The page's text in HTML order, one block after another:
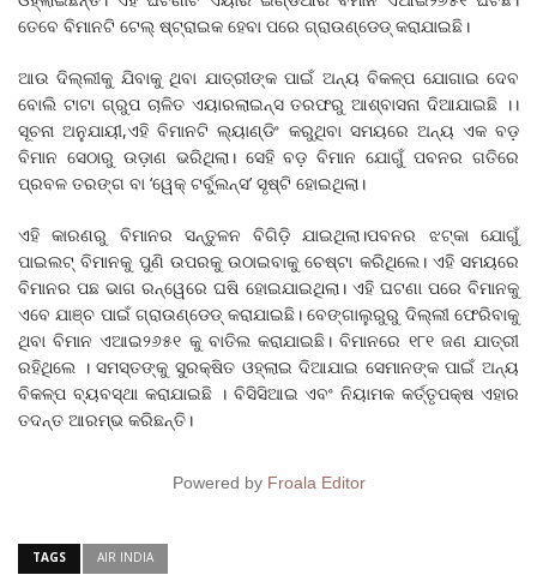
ତେବେ ବିମାନଟି ଟେଲ୍ ଷ୍ଟ୍ରାଇକ ହେବା ପରେ ଗ୍ରାଉଣ୍ଡେଡ୍ କରାଯାଇଛି।
ଆଉ ଦିଲ୍ଲୀକୁ ଯିବାକୁ ଥିବା ଯାତ୍ରୀଙ୍କ ପାଇଁ ଅନ୍ୟ ବିକଳ୍ପ ଯୋଗାଇ ଦେବ
ବୋଲି ଟାଟା ଗ୍ରୁପ ଚାଳିତ ଏୟାରଲାଇନ୍ସ ତରଫରୁ ଆଶ୍ବାସନା ଦିଆଯାଇଛି ।।
ସୂଚନା ଅନୁଯାୟୀ,ଏହି ବିମାନଟି ଲ୍ୟାଣ୍ଡିଂ କରୁଥିବା ସମୟରେ ଅନ୍ୟ ଏକ ବଡ଼
ବିମାନ ସେଠାରୁ ଉଡ଼ାଣ ଭରିଥିଲା। ସେହି ବଡ଼ ବିମାନ ଯୋଗୁଁ ପବନର ଗତିରେ
ପ୍ରବଳ ତରଙ୍ଗ ବା ‘ୱେକ୍ ଟର୍ବୁଲନ୍ସ’ ସୃଷ୍ଟି ହୋଇଥିଲା।
ଏହି କାରଣରୁ ବିମାନର ସନ୍ତୁଳନ ବିଗିଡ଼ି ଯାଇଥିଲା।ପବନର ଝଟ୍‌କା ଯୋଗୁଁ
ପାଇଲଟ୍ ବିମାନକୁ ପୁଣି ଉପରକୁ ଉଠାଇବାକୁ ଚେଷ୍ଟା କରିଥିଲେ। ଏହି ସମୟରେ
ବିମାନର ପଛ ଭାଗ ରନ୍‌ୱେରେ ଘଷି ହୋଇଯାଇଥିଲା। ଏହି ଘଟଣା ପରେ ବିମାନକୁ
ଏବେ ଯାଞ୍ଚ ପାଇଁ ଗ୍ରାଉଣ୍ଡେଡ୍ କରାଯାଇଛି। ବେଙ୍ଗାଲୁରୁରୁ ଦିଲ୍ଲୀ ଫେରିବାକୁ
ଥିବା ବିମାନ ଏଆଇ୨୬୫୧ କୁ ବାତିଲ କରାଯାଇଛି। ବିମାନରେ ୧୮୧ ଜଣ ଯାତ୍ରୀ
ରହିଥିଲେ । ସମସ୍ତଙ୍କୁ ସୁରକ୍ଷିତ ଓହ୍ଲାଇ ଦିଆଯାଇ ସେମାନଙ୍କ ପାଇଁ ଅନ୍ୟ
ବିକଳ୍ପ ବ୍ୟବସ୍ଥା କରାଯାଇଛି । ବିସିସିଆଇ ଏବଂ ନିୟାମକ କର୍ତ୍ତୃପକ୍ଷ ଏହାର
ତଦନ୍ତ ଆରମ୍ଭ କରିଛନ୍ତି।
Powered by Froala Editor
TAGS AIR INDIA